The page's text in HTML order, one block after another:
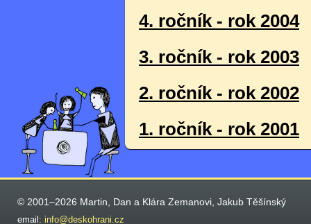
4. ročník - rok 2004
3. ročník - rok 2003
2. ročník - rok 2002
1. ročník - rok 2001
© 2001–2026 Martin, Dan a Klára Zemanovi, Jakub Těšínský
email: info@deskohrani.cz